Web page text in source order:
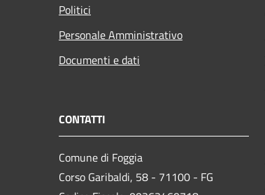
Politici
Personale Amministrativo
Documenti e dati
CONTATTI
Comune di Foggia
Corso Garibaldi, 58 - 71100 - FG